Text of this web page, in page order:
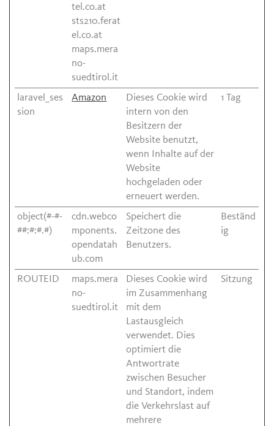
tel.co.at
sts210.ferat
el.co.at
maps.mera
no-
suedtirol.it
laravel_ses
sion
Amazon
Dieses Cookie wird
intern von den
Besitzern der
Website benutzt,
wenn Inhalte auf der
Website
hochgeladen oder
erneuert werden.
1 Tag
object(#-#-
##:#:#.#)
cdn.webco
mponents.
opendatah
ub.com
Speichert die
Zeitzone des
Benutzers.
Beständ
ig
ROUTEID
maps.mera
no-
suedtirol.it
Dieses Cookie wird
im Zusammenhang
mit dem
Lastausgleich
verwendet. Dies
optimiert die
Antwortrate
zwischen Besucher
und Standort, indem
die Verkehrslast auf
mehrere
Sitzung